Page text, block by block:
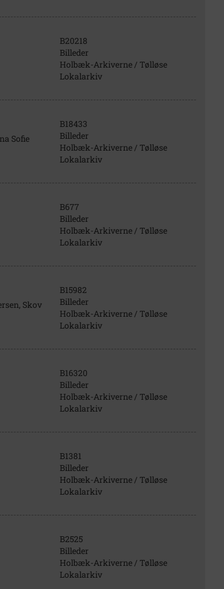
B20218
Billeder
Holbæk-Arkiverne / Tølløse
Lokalarkiv
Sofie
B18433
Billeder
Holbæk-Arkiverne / Tølløse
Lokalarkiv
B677
Billeder
Holbæk-Arkiverne / Tølløse
Lokalarkiv
Skov
B15982
Billeder
Holbæk-Arkiverne / Tølløse
Lokalarkiv
B16320
Billeder
Holbæk-Arkiverne / Tølløse
Lokalarkiv
B1381
Billeder
Holbæk-Arkiverne / Tølløse
Lokalarkiv
B2525
Billeder
Holbæk-Arkiverne / Tølløse
Lokalarkiv